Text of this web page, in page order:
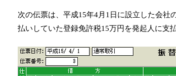
次の伝票は、平成15年4月1日に設立した会社
払いしていた登録免許税15万円を発起人に支